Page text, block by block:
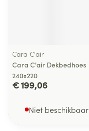
Cara C'air
Cara C'air Dekbedhoes
240x220
€ 199,06
Niet beschikbaar